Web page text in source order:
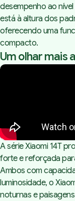
desempenho ao
está à altura dos
oferecendo uma
compacto.
Um olhar mais
A série Xiaomi 14T
forte e reforçada
Ambos com
luminosidade, o
noturnas e